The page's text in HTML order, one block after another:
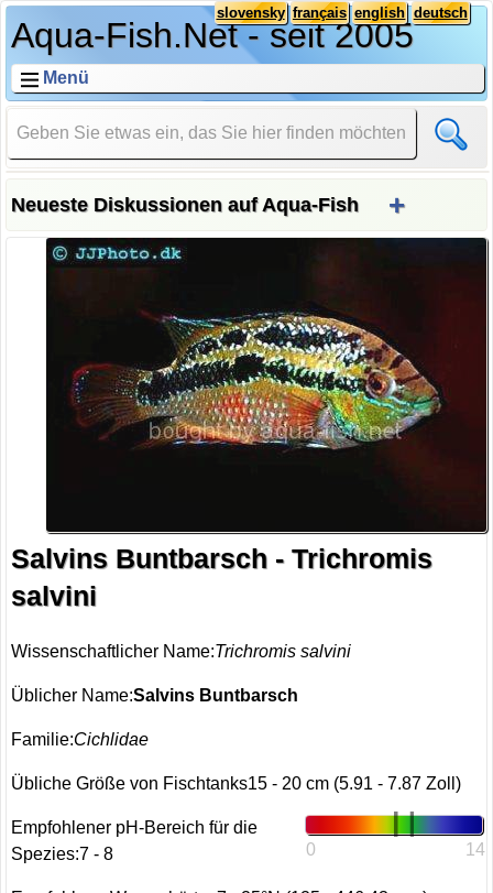
Aqua-Fish.Net - seit 2005
deutsch
english
français
slovensky
Menü
Neueste Diskussionen auf Aqua-Fish +
Salvins Buntbarsch - Trichromis
salvini
Wissenschaftlicher Name:Trichromis salvini
Üblicher Name:Salvins Buntbarsch
Familie:Cichlidae
Übliche Größe von Fischtanks15 - 20 cm (5.91 - 7.87 Zoll)
0 14
Empfohlener pH-Bereich für die
Spezies:7 - 8